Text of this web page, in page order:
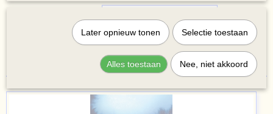
»
Later opnieuw tonen Selectie toestaan
Alles toestaan Nee, niet akkoord